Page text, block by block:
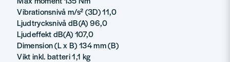
Vibrationsnivå m/s² (3D) 11,0
Ljudtrycksnivå dB(A) 96,0
Ljudeffekt dB(A) 107,0
Dimension (L x B) 134 mm (B)
Vikt inkl. batteri 1,1 kg